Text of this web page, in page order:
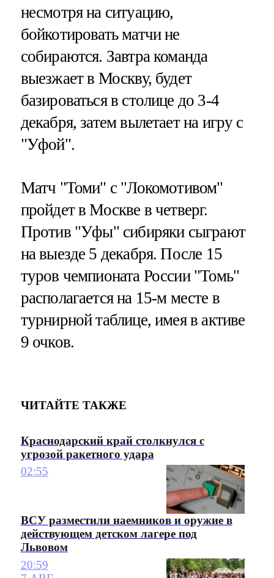
несмотря на ситуацию,
бойкотировать матчи не
собираются. Завтра команда
выезжает в Москву, будет
базироваться в столице до 3-4
декабря, затем вылетает на игру с
"Уфой".
Матч "Томи" с "Локомотивом"
пройдет в Москве в четверг.
Против "Уфы" сибиряки сыграют
на выезде 5 декабря. После 15
туров чемпионата России "Томь"
располагается на 15-м месте в
турнирной таблице, имея в активе
9 очков.
ЧИТАЙТЕ ТАКЖЕ
Краснодарский край столкнулся с
угрозой ракетного удара
02:55
ВСУ разместили наемников и оружие в
действующем детском лагере под
Львовом
20:59